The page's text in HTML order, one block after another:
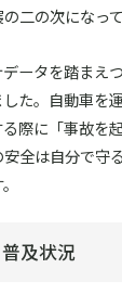
二の次になっ
ータを踏まえ
た。自動車を
際に「事故を
全は自分で守
及状況